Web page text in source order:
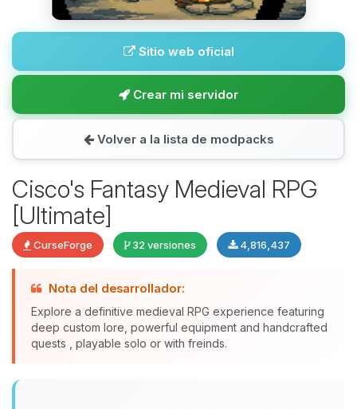
Sitio web oficial
Crear mi servidor
Volver a la lista de modpacks
Cisco's Fantasy Medieval RPG
[Ultimate]
CurseForge 32 versiones 4,816,437
Nota del desarrollador:
Explore a definitive medieval RPG experience featuring
deep custom lore, powerful equipment and handcrafted
quests , playable solo or with freinds.